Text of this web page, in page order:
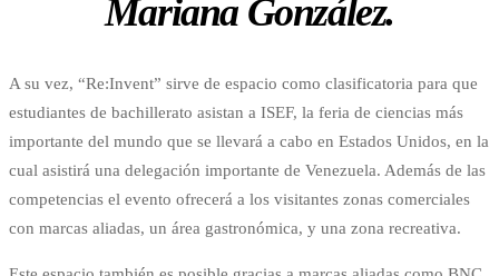
Mariana González.
A su vez, “Re:Invent” sirve de espacio como clasificatoria para que
estudiantes de bachillerato asistan a ISEF, la feria de ciencias más
importante del mundo que se llevará a cabo en Estados Unidos, en la
cual asistirá una delegación importante de Venezuela. Además de las
competencias el evento ofrecerá a los visitantes zonas comerciales
con marcas aliadas, un área gastronómica, y una zona recreativa.